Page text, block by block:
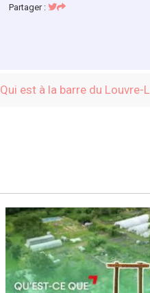
Partager :
Qui est à la barre du Louvre-